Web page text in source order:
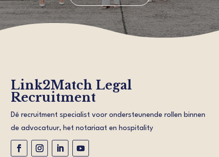
Link2Match Legal
Recruitment
Dé recruitment specialist voor ondersteunende rollen binnen
de advocatuur, het notariaat en hospitality